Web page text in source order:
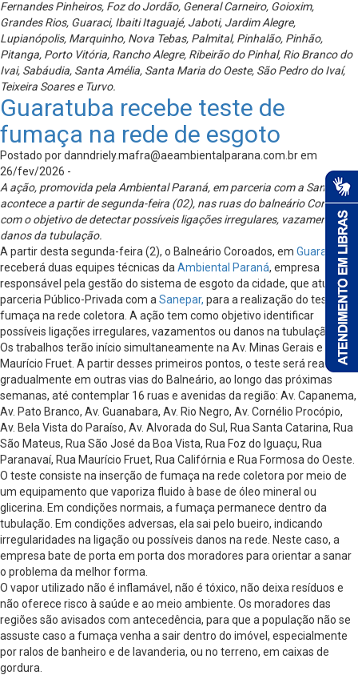
Fernandes Pinheiros, Foz do Jordão, General Carneiro, Goioxim,
Grandes Rios, Guaraci, Ibaiti Itaguajé, Jaboti, Jardim Alegre,
Lupianópolis, Marquinho, Nova Tebas, Palmital, Pinhalão, Pinhão,
Pitanga, Porto Vitória, Rancho Alegre, Ribeirão do Pinhal, Rio Branco do
Ivai, Sabáudia, Santa Amélia, Santa Maria do Oeste, São Pedro do Ivaí,
Teixeira Soares e Turvo.
Guaratuba recebe teste de
fumaça na rede de esgoto
Postado pordanndriely.mafra@aeambientalparana.com.brem
26/fev/2026 -
A ação, promovida pela Ambiental Paraná, em parceria com a Sanepar,
acontece a partir de segunda-feira (02), nas ruas do balneário Coroados,
com o objetivo de detectar possíveis ligações irregulares, vazamentos ou
danos da tubulação.
A partir desta segunda-feira (2), o Balneário Coroados, em Guaratuba
receberá duas equipes técnicas da Ambiental Paraná, empresa
responsável pela gestão do sistema de esgoto da cidade, que atua em
parceria Público-Privada com a Sanepar, para a realização do teste de
fumaça na rede coletora. A ação tem como objetivo identificar
possíveis ligações irregulares, vazamentos ou danos na tubulação.
Os trabalhos terão início simultaneamente na Av. Minas Gerais e na Av.
Maurício Fruet. A partir desses primeiros pontos, o teste será realizado
gradualmente em outras vias do Balneário, ao longo das próximas
semanas, até contemplar 16 ruas e avenidas da região: Av. Capanema,
Av. Pato Branco, Av. Guanabara, Av. Rio Negro, Av. Cornélio Procópio,
Av. Bela Vista do Paraíso, Av. Alvorada do Sul, Rua Santa Catarina, Rua
São Mateus, Rua São José da Boa Vista, Rua Foz do Iguaçu, Rua
Paranavaí, Rua Maurício Fruet, Rua Califórnia e Rua Formosa do Oeste.
O teste consiste na inserção de fumaça na rede coletora por meio de
um equipamento que vaporiza fluido à base de óleo mineral ou
glicerina. Em condições normais, a fumaça permanece dentro da
tubulação. Em condições adversas, ela sai pelo bueiro, indicando
irregularidades na ligação ou possíveis danos na rede. Neste caso, a
empresa bate de porta em porta dos moradores para orientar a sanar
o problema da melhor forma.
O vapor utilizado não é inflamável, não é tóxico, não deixa resíduos e
não oferece risco à saúde e ao meio ambiente. Os moradores das
regiões são avisados com antecedência, para que a população não se
assuste caso a fumaça venha a sair dentro do imóvel, especialmente
por ralos de banheiro e de lavanderia, ou no terreno, em caixas de
gordura.